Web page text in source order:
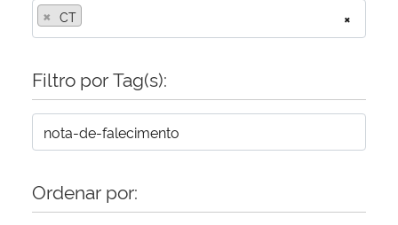
×
× CT
Filtro por Tag(s):
Ordenar por: